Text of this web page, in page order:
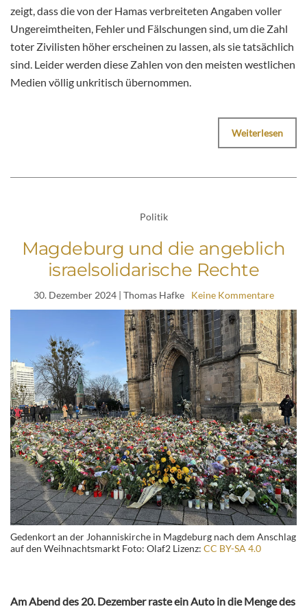
zeigt, dass die von der Hamas verbreiteten Angaben voller
Ungereimtheiten, Fehler und Fälschungen sind, um die Zahl
toter Zivilisten höher erscheinen zu lassen, als sie tatsächlich
sind. Leider werden diese Zahlen von den meisten westlichen
Medien völlig unkritisch übernommen.
Weiterlesen
Politik
Magdeburg und die angeblich
israelsolidarische Rechte
30. Dezember 2024| Thomas Hafke Keine Kommentare
Gedenkort an der Johanniskirche in Magdeburg nach dem Anschlag
auf den Weihnachtsmarkt Foto: Olaf2 Lizenz: CC BY-SA 4.0
Am Abend des 20. Dezember raste ein Auto in die Menge des